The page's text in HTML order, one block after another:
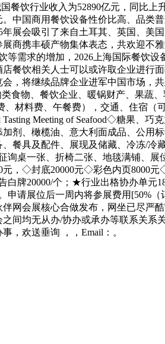
餐饮行业收入为52890亿元，同比
中国商用餐饮设备性价比高、品类
展会吸引了来自土耳其、英国、美
携丰硕产物集体表态，共欢迎不
需求的增加，2026上海国际餐饮
餐饮相关人士可以或许取企业进行
，将继续品牌企业进军中国市场，
物、餐饮企业、暖锅财产、果蔬
材料费、午餐费），交通、住宿
Tasting Meeting of Seafood◇糖果
剂、橄榄油、意大利面成品、公
具及配件、展现及储藏、冷冻/冷
桌一张、折椅二张、地毯满铺、
，◇封底20000元◇彩色内页8000
牌20000/个；★行业出格协办单元
申请展位后一周内将参展费用[50%
网会展核心合做发布，网坐已尽严
间均无从办/协办或承办等联系关系
，欢送垂询 ，，Email：。